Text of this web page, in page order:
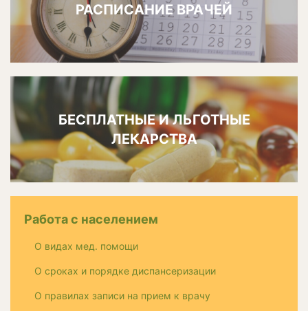
РАСПИСАНИЕ ВРАЧЕЙ
БЕСПЛАТНЫЕ И ЛЬГОТНЫЕ
ЛЕКАРСТВА
Работа с населением
О видах мед. помощи
О сроках и порядке диспансеризации
О правилах записи на прием к врачу